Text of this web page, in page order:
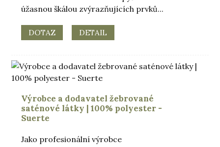
úžasnou škálou zvýrazňujících prvků...
DOTAZ DETAIL
Výrobce a dodavatel žebrované
saténové látky | 100% polyester -
Suerte
Jako profesionální výrobce